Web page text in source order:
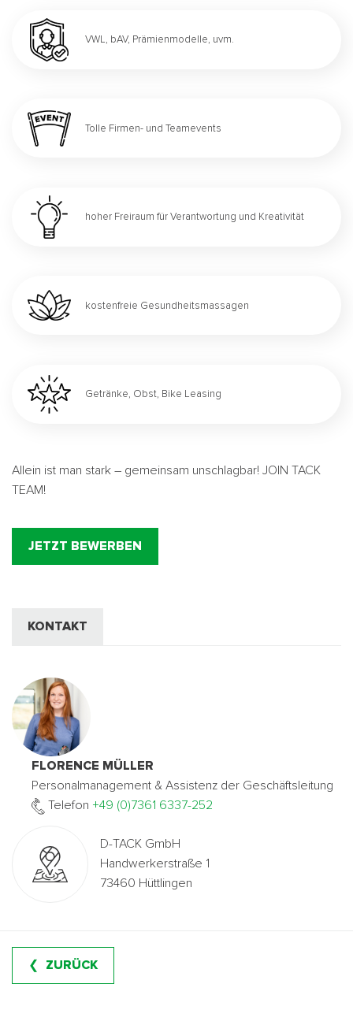
VWL, bAV, Prämienmodelle, uvm.
Tolle Firmen- und Teamevents
hoher Freiraum für Verantwortung und Kreativität
kostenfreie Gesundheitsmassagen
Getränke, Obst, Bike Leasing
Allein ist man stark – gemeinsam unschlagbar! JOIN TACK
TEAM!
JETZT BEWERBEN
KONTAKT
FLORENCE MÜLLER
Personalmanagement & Assistenz der Geschäftsleitung
Telefon +49 (0)7361 6337-252
D-TACK GmbH
Handwerkerstraße 1
73460 Hüttlingen
ZURÜCK